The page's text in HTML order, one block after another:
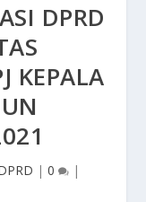
DPRD
KEPALA
| 0 |